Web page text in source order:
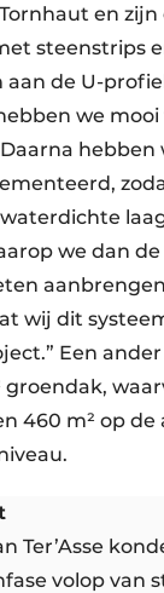
en
steenstrips
de U-
we
hebben
we dan
wij dit
Een
groendak,
460 m² op de
Ter’Asse
volop van